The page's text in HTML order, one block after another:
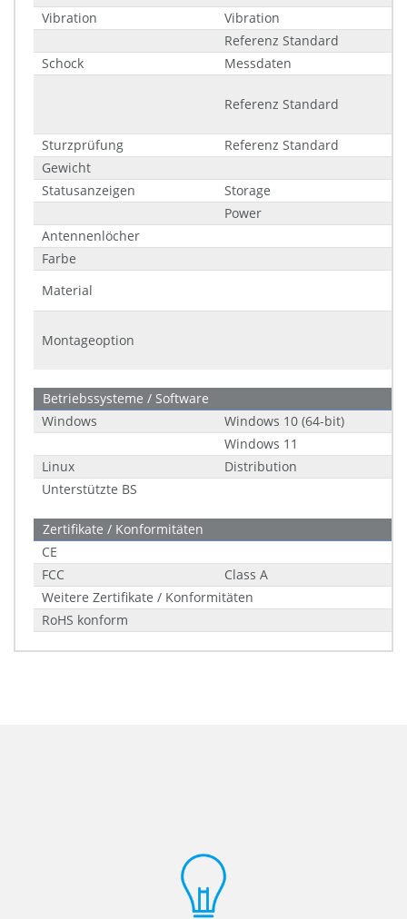
Vibration
Vibration
Referenz Standard
Schock
Messdaten
Referenz Standard
Sturzprüfung
Referenz Standard
Gewicht
Statusanzeigen
Storage
Power
Antennenlöcher
Farbe
Material
Montageoption
Betriebssysteme / Software
Windows
Windows 10 (64-bit)
Windows 11
Linux
Distribution
Unterstützte BS
Zertifikate / Konformitäten
CE
FCC
Class A
Weitere Zertifikate / Konformitäten
RoHS konform